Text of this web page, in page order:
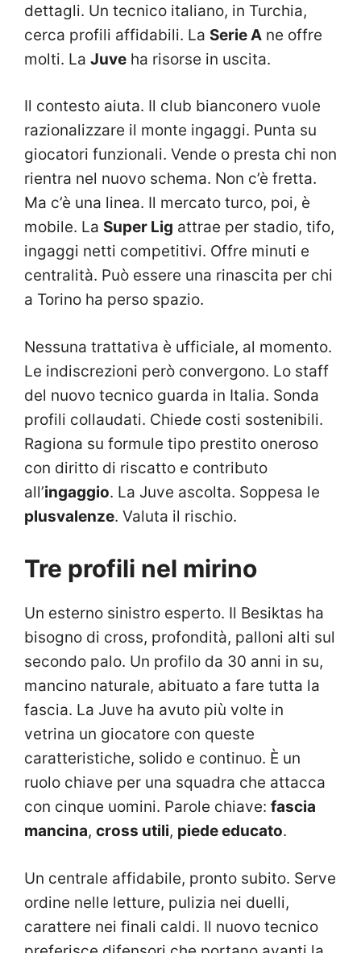
dettagli. Un tecnico italiano, in Turchia,
cerca profili affidabili. La Serie A ne offre
molti. La Juve ha risorse in uscita.
Il contesto aiuta. Il club bianconero vuole
razionalizzare il monte ingaggi. Punta su
giocatori funzionali. Vende o presta chi non
rientra nel nuovo schema. Non c’è fretta.
Ma c’è una linea. Il mercato turco, poi, è
mobile. La Super Lig attrae per stadio, tifo,
ingaggi netti competitivi. Offre minuti e
centralità. Può essere una rinascita per chi
a Torino ha perso spazio.
Nessuna trattativa è ufficiale, al momento.
Le indiscrezioni però convergono. Lo staff
del nuovo tecnico guarda in Italia. Sonda
profili collaudati. Chiede costi sostenibili.
Ragiona su formule tipo prestito oneroso
con diritto di riscatto e contributo
all’ingaggio. La Juve ascolta. Soppesa le
plusvalenze. Valuta il rischio.
Tre profili nel mirino
Un esterno sinistro esperto. Il Besiktas ha
bisogno di cross, profondità, palloni alti sul
secondo palo. Un profilo da 30 anni in su,
mancino naturale, abituato a fare tutta la
fascia. La Juve ha avuto più volte in
vetrina un giocatore con queste
caratteristiche, solido e continuo. È un
ruolo chiave per una squadra che attacca
con cinque uomini. Parole chiave: fascia
mancina, cross utili, piede educato.
Un centrale affidabile, pronto subito. Serve
ordine nelle letture, pulizia nei duelli,
carattere nei finali caldi. Il nuovo tecnico